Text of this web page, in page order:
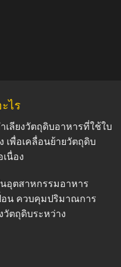
ไร
เลียงวัตถุดิบอาหารที่ใช้ใบ
เพื่อเคลื่อนย้ายวัตถุดิบ
นื่อง
อุตสาหกรรมอาหาร
อน ควบคุมปริมาณการ
วัตถุดิบระหว่าง